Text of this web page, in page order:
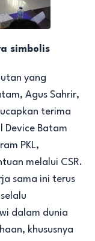
simbolis
yang
Agus Sahrir,
terima
Device Batam
PKL,
melalui CSR.
sama ini terus
dalam dunia
khususnya